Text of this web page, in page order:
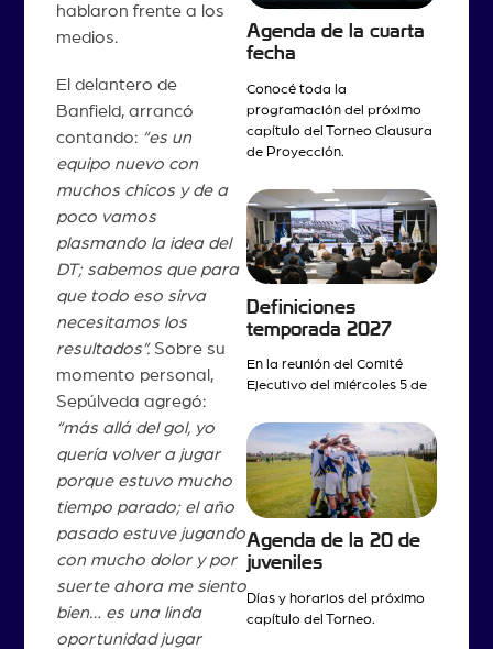
hablaron frente a los
medios.
El delantero de
Banfield, arrancó
contando: “es un
equipo nuevo con
muchos chicos y de a
poco vamos
plasmando la idea del
DT; sabemos que para
que todo eso sirva
necesitamos los
resultados”.Sobre su
momento personal,
Sepúlveda agregó:
“más allá del gol, yo
quería volver a jugar
porque estuvo mucho
tiempo parado; el año
pasado estuve jugando
con mucho dolor y por
suerte ahora me siento
bien… es una linda
oportunidad jugar
Agenda de la cuarta
fecha
Conocé toda la
programación del próximo
capítulo del Torneo Clausura
de Proyección.
Definiciones
temporada 2027
En la reunión del Comité
Ejecutivo del miércoles 5 de
Agenda de la 20 de
juveniles
Días y horarios del próximo
capítulo del Torneo.